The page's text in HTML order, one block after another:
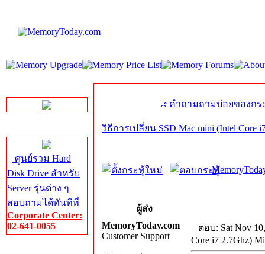
ศูนย์รวม Hard
Disk Drive สำหรับ
Server รุ่นต่าง ๆ
สอบถามได้ทันทีที่
Corporate Center:
02-641-0055
คำถามถามบ่อยของกร
วิธีการเปลี่ยน SSD Mac mini (Intel Core
ผู้ส่ง
MemoryToday.com
Customer Support
ตอบ: Sat Nov
Core i7 2.7Ghz)